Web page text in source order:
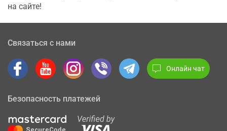
на сайте!
Связаться с нами
Онлайн чат
Безопасность платежей